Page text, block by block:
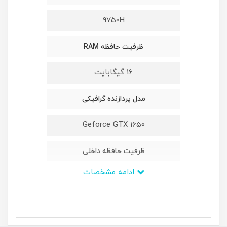
9750H
ظرفیت حافظه RAM
16 گیگابایت
مدل پردازنده گرافیکی
Geforce GTX 1650
ظرفیت حافظه داخلی
یک ترابایت